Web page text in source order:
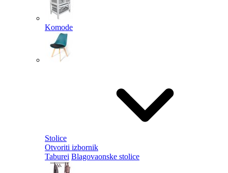
Komode
Stolice
Otvoriti izbornik
Taburei Blagovaonske stolice